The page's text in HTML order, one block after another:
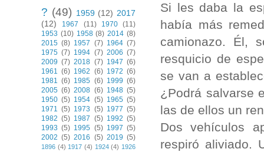
Si les daba la
había más
camionazo. Él,
resquicio de
se van a
¿Podrá salvarse
las de ellos un
Dos vehículos
respiró aliviado.
? (49) 1959 (12) 2017
(12)
1967 (11) 1970 (11)
1953 (10) 1958 (8) 2014 (8)
2015 (8) 1957 (7) 1964 (7)
1975 (7) 1994 (7) 2006 (7)
2009 (7) 2018 (7) 1947 (6)
1961 (6) 1962 (6) 1972 (6)
1981 (6) 1985 (6) 1999 (6)
2005 (6) 2008 (6) 1948 (5)
1950 (5) 1954 (5) 1965 (5)
1971 (5) 1973 (5) 1977 (5)
1982 (5) 1987 (5) 1992 (5)
1993 (5) 1995 (5) 1997 (5)
2002 (5) 2016 (5) 2019 (5)
1896 (4) 1917 (4) 1924 (4) 1926